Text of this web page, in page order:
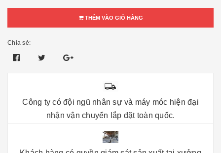
THÊM VÀO GIỎ HÀNG
Chia sẻ:
Công ty có đội ngũ nhân sự và máy móc hiện đại
nhận vận chuyển lắp đặt toàn quốc.